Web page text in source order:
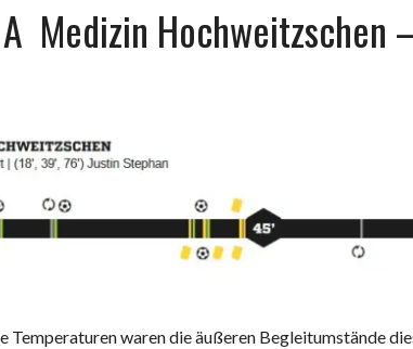
Medizin Hochweitzschen
Temperaturen waren die äußeren Begleitumstände